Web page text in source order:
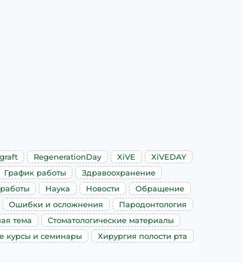
RegenerationDay XiVE
XiVEDAY
График работы
Здравоохранение
Наука Новости
Обращение
Ошибки и осложнения
Пародонтология
тема
Стоматологические материалы
курсы и семинары
Хирургия полости рта